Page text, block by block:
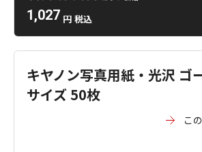
1,027 円 税込
キヤノン写真用紙・光沢 ゴ
サイズ 50枚
こ